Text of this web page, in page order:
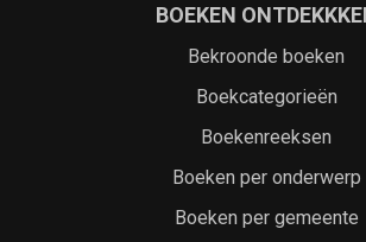
BOEKEN
Bekroonde boeken
Boekcategorieën
Boekenreeksen
Boeken per onderwerp
Boeken per gemeente